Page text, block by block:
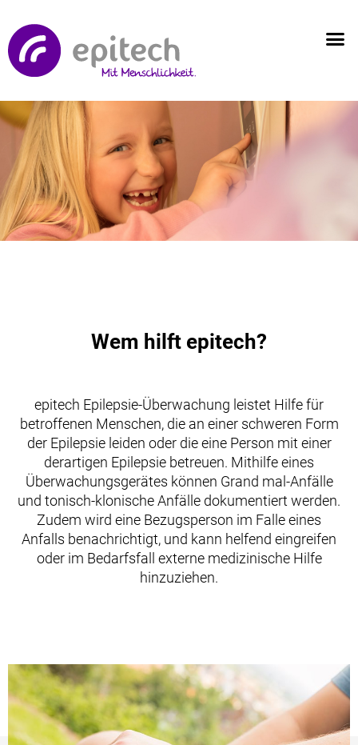
Wem hilft epitech?
epitech Epilepsie-Überwachung leistet Hilfe für
betroffenen Menschen, die an einer schweren Form
der Epilepsie leiden oder die eine Person mit einer
derartigen Epilepsie betreuen. Mithilfe eines
Überwachungsgerätes können Grand mal-Anfälle
und tonisch-klonische Anfälle dokumentiert werden.
Zudem wird eine Bezugsperson im Falle eines
Anfalls benachrichtigt, und kann helfend eingreifen
oder im Bedarfsfall externe medizinische Hilfe
hinzuziehen.